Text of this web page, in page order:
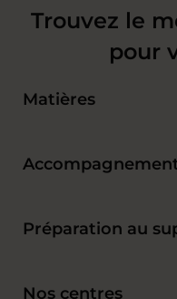
Trouvez le
pour
Matières
Préparation au
Nos centres